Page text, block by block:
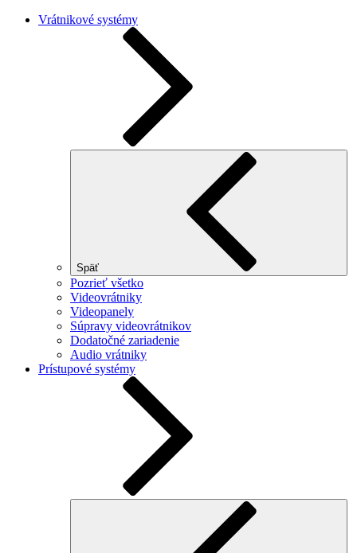
Vrátnikové systémy
Späť
Pozrieť všetko
Videovrátniky
Videopanely
Súpravy videovrátnikov
Dodatočné zariadenie
Audio vrátniky
Prístupové systémy